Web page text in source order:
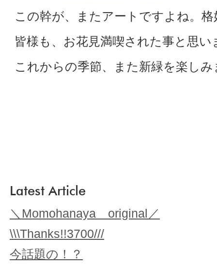
この幹が、またアートですよね。
皆様も、お花見満喫された事と思い
これからの季節、また新緑を楽し
Latest Article
＼Momohanaya original／
\\\Thanks!!3700///
今話題の！？